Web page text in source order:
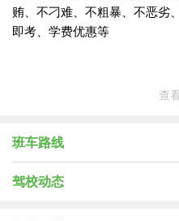
贿、不刁难、不粗暴、不恶劣
即考、学费优惠等
驾校概况
注册时间
查
班车路线
驾校动态